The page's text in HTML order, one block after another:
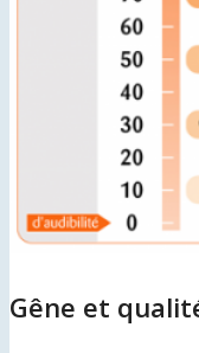
Gêne et